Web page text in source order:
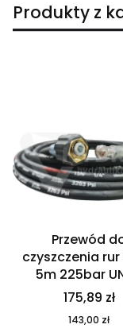
Produkty z
Przewód
czyszczenia rur
5m 225bar
175,89 zł
143,00 zł